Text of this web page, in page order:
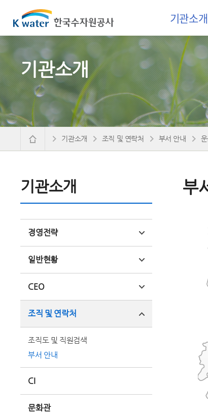
기관소개
기관소개
기관소개
경영전략
일반현황
CEO
조직 및 연락처
조직도 및 직원검색
부서 안내
CI
문화관
기관소개 조직 및 연락처 부서 안내
부